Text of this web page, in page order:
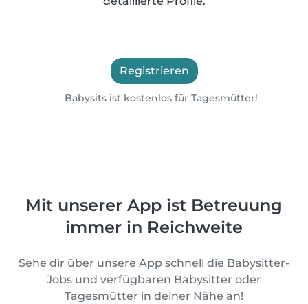
Registrieren
Babysits ist kostenlos für Tagesmütter!
Mit unserer App ist Betreuung
immer in Reichweite
Sehe dir über unsere App schnell die Babysitter-
Jobs und verfügbaren Babysitter oder
Tagesmütter in deiner Nähe an!